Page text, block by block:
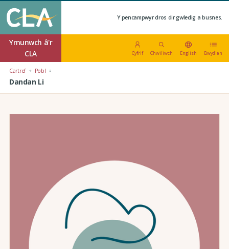
Y pencampwyr dros dir gwledig a busnes.
Ymunwch â'r
CLA
Cyfrif Chwiliwch English Bwydlen
Cartref Pobl
Dandan Li